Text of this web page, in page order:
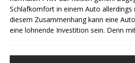
Schlafkomfort in einem Auto allerdings
diesem Zusammenhang kann eine
eine lohnende Investition sein. Denn